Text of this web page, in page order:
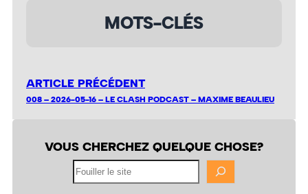
MOTS-CLÉS
ARTICLE PRÉCÉDENT
008 – 2026-05-16 – LE CLASH PODCAST – MAXIME BEAULIEU
VOUS CHERCHEZ QUELQUE CHOSE?